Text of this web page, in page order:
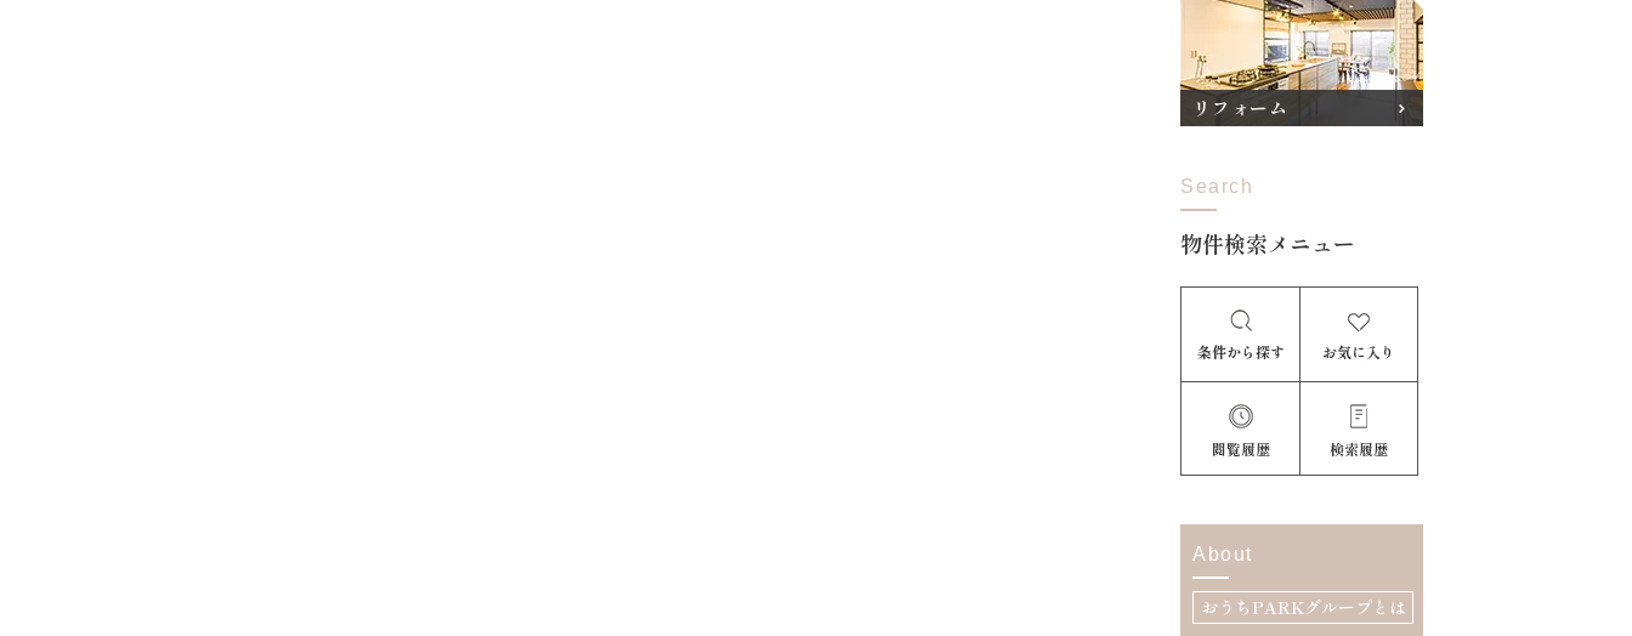
リフォーム
Search
物件検索メニュー
条件から探す お気に入り
閲覧履歴 検索履歴
About
おうちPARKグループとは